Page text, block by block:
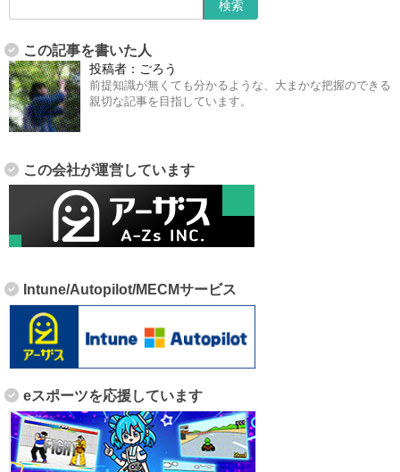
この記事を書いた人
投稿者： ごろう
前提知識が無くても分かるような、大まかな把握のできる
親切な記事を目指しています。
この会社が運営しています
Intune/Autopilot/MECMサービス
eスポーツを応援しています